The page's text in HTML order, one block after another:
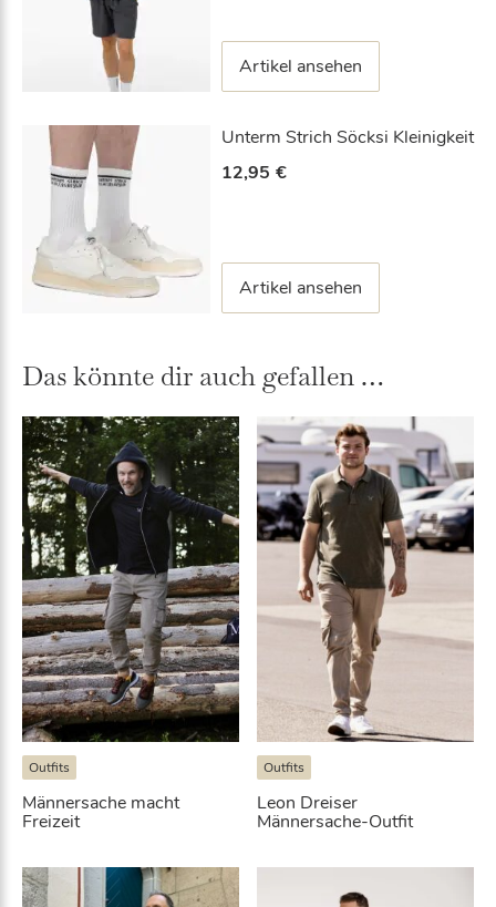
Artikel ansehen
Unterm Strich Söcksi Kleinigkeit
12,95 €
Artikel ansehen
Das könnte dir auch gefallen …
Outfits
Männersache macht
Freizeit
Outfits
Leon Dreiser
Männersache-Outfit